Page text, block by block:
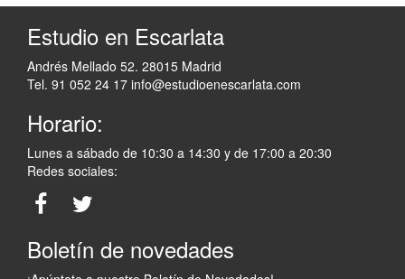
Estudio en Escarlata
Andrés Mellado 52. 28015 Madrid
Tel. 91 052 24 17 info@estudioenescarlata.com
Horario:
Lunes a sábado de 10:30 a 14:30 y de 17:00 a 20:30
Redes sociales:
Boletín de novedades